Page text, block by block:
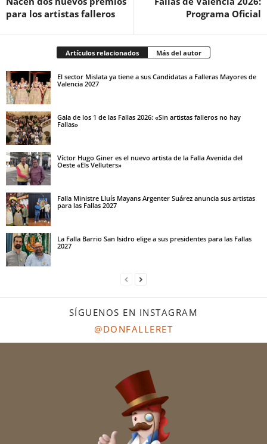
para los artistas falleros
Programa Oficial
Artículos relacionados Más del autor
El sector Mislata ya tiene a sus Candidatas a Falleras Mayores de
Valencia 2027
Gala de los 1 de las Fallas 2026: «Sin artistas falleros no hay
Fallas»
Víctor Hugo Giner es el nuevo artista de la Falla Avenida del
Oeste «Els Velluters»
Falla Ministre Lluís Mayans Argenter Suárez anuncia sus artistas
para las Fallas 2027
La Falla Barrio San Isidro elige a sus presidentes para las Fallas
2027
SÍGUENOS EN INSTAGRAM
@DONFALLERET